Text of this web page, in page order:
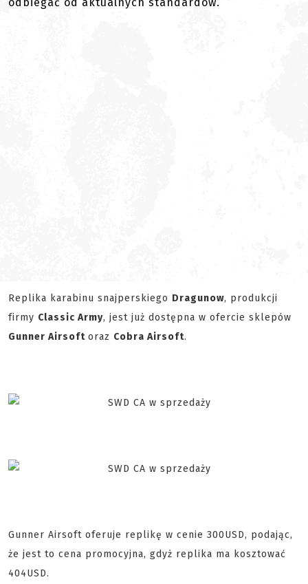
Replika karabinu snajperskiego Dragunow, produkcji
firmy Classic Army, jest już dostępna w ofercie sklepów
Gunner Airsoft oraz Cobra Airsoft.
Gunner Airsoft oferuje replikę w cenie 300USD, podając,
że jest to cena promocyjna, gdyż replika ma kosztować
404USD.